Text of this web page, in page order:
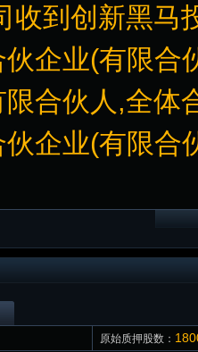
收到创新黑马
企业(有限合
合伙人,全体
企业(有限合
原始质押股数：